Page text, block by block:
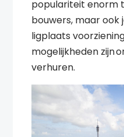
populariteit enorm
bouwers, maar
ligplaats
mogelijkheden zijn
verhuren.